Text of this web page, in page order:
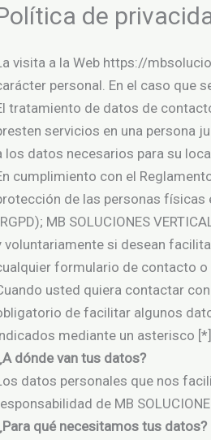
de
visita a la Web https://
personal. En el caso que
tratamiento de datos de
servicios en una persona
los datos necesarios para su
cumplimiento con el
de las personas físicas
MB SOLUCIONES
voluntariamente si desean
formulario de contacto
usted quiera contactar
de facilitar algunos
mediante un asterisco
dónde van tus datos?
datos personales que nos
de MB
qué necesitamos tus datos?